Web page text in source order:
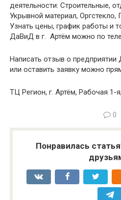
деятельности: Строительные,
Укрывной материал, Оргстекло,
Узнать цены, график работы и
ДаВиД в г. Артём можно по
Написать отзыв о
или оставить заявку можно
ТЦ Регион, г. Артём, Рабочая 1-
0
Понравилась